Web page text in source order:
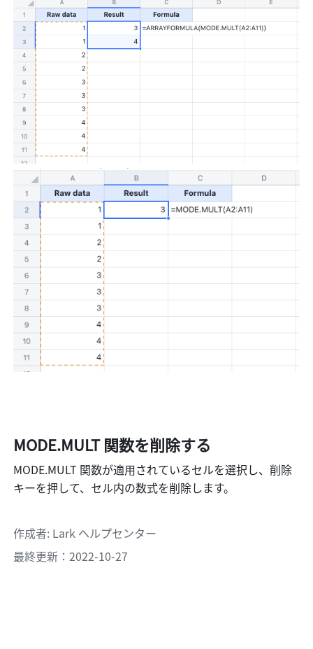
MODE.MULT 関数を削除する
MODE.MULT 関数が適用されているセルを選択し、削除
キーを押して、セル内の数式を削除します。
作成者: Lark ヘルプセンター
最終更新：2022-10-27